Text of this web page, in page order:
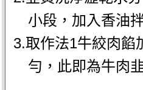
小段，加入香油
3.取作法1牛絞肉餡
勻，此即為牛肉